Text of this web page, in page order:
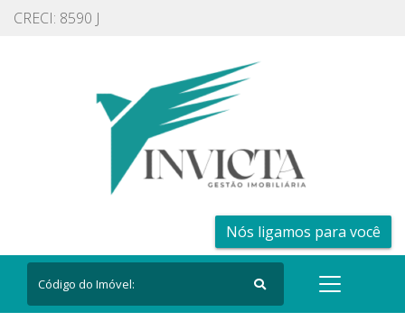
CRECI: 8590 J
Nós ligamos para você